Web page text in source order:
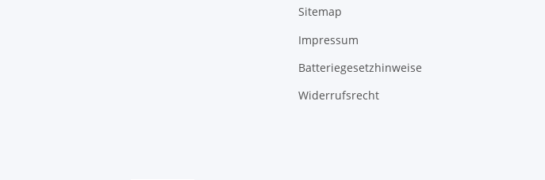
Sitemap
Impressum
Batteriegesetzhinweise
Widerrufsrecht